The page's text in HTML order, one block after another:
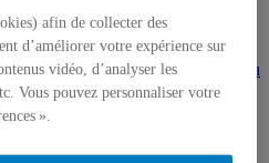
et tourisme
patrimonialisation
sociales et culturelles du
d’analyse du cadre bâti
afin de collecter des
d’améliorer votre expérience sur
vidéo, d’analyser les
Vous pouvez personnaliser votre
».